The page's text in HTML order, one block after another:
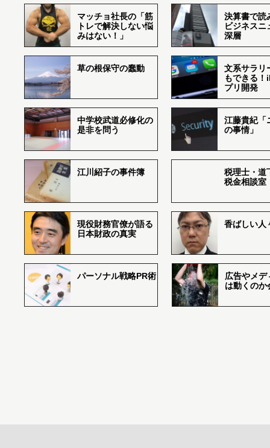
マッチョ社長の「筋
トレで解決しない悩
みはない！」
決算書で読
ビジネスニ
深層
草の根保守の蠢動
文系サラリ
もできる
プリ開発
中学校武道必修化の
是非を問う
江藤貴紀「
の事情」
江川紹子の事件簿
税理士・道
税金相談室
現役財務官僚が語る
日本財政の真実
香ばしい
パーソナル戦略PR術
広告やメデ
は動くのか